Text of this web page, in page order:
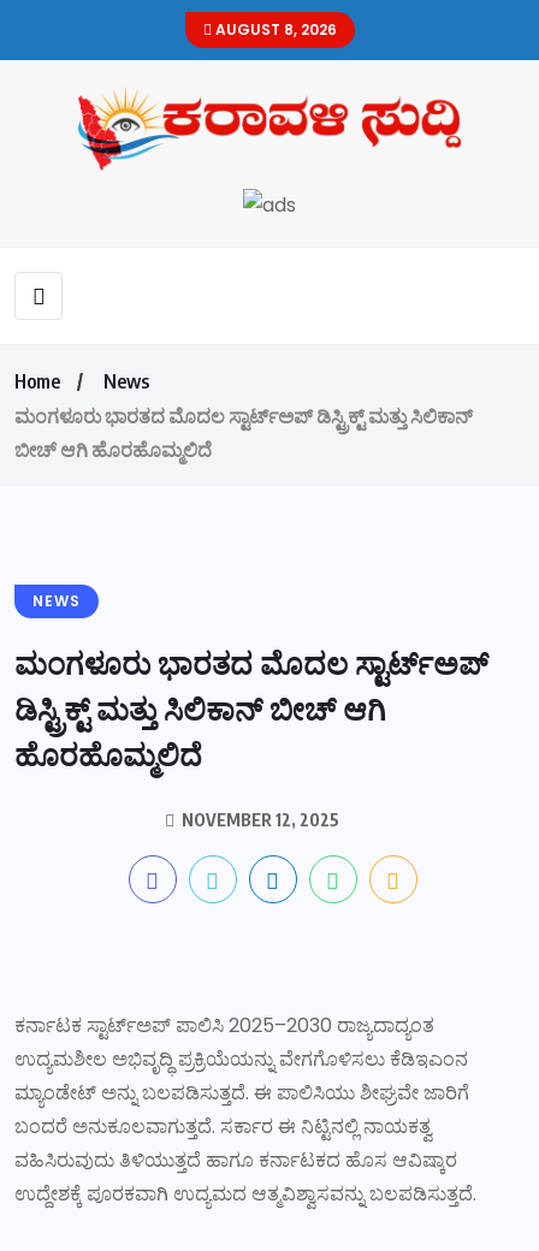
AUGUST 8, 2026
Home
News
ಮಂಗಳೂರು ಭಾರತದ ಮೊದಲ ಸ್ಟಾರ್ಟ್‌ಅಪ್ ಡಿಸ್ಟ್ರಿಕ್ಟ್ ಮತ್ತು ಸಿಲಿಕಾನ್
ಬೀಚ್ ಆಗಿ ಹೊರಹೊಮ್ಮಲಿದೆ
NEWS
ಮಂಗಳೂರು ಭಾರತದ ಮೊದಲ ಸ್ಟಾರ್ಟ್‌ಅಪ್
ಡಿಸ್ಟ್ರಿಕ್ಟ್ ಮತ್ತು ಸಿಲಿಕಾನ್ ಬೀಚ್ ಆಗಿ
ಹೊರಹೊಮ್ಮಲಿದೆ
NOVEMBER 12, 2025
ಕರ್ನಾಟಕ ಸ್ಟಾರ್ಟ್ಅಪ್ ಪಾಲಿಸಿ 2025–2030 ರಾಜ್ಯದಾದ್ಯಂತ
ಉದ್ಯಮಶೀಲ ಅಭಿವೃದ್ಧಿ ಪ್ರಕ್ರಿಯೆಯನ್ನು ವೇಗಗೊಳಿಸಲು ಕೆಡಿಇಎಂನ
ಮ್ಯಾಂಡೇಟ್ ಅನ್ನು ಬಲಪಡಿಸುತ್ತದೆ. ಈ ಪಾಲಿಸಿಯು ಶೀಘ್ರವೇ ಜಾರಿಗೆ
ಬಂದರೆ ಅನುಕೂಲವಾಗುತ್ತದೆ. ಸರ್ಕಾರ ಈ ನಿಟ್ಟಿನಲ್ಲಿ ನಾಯಕತ್ವ
ವಹಿಸಿರುವುದು ತಿಳಿಯುತ್ತದೆ ಹಾಗೂ ಕರ್ನಾಟಕದ ಹೊಸ ಆವಿಷ್ಕಾರ
ಉದ್ದೇಶಕ್ಕೆ ಪೂರಕವಾಗಿ ಉದ್ಯಮದ ಆತ್ಮವಿಶ್ವಾಸವನ್ನು ಬಲಪಡಿಸುತ್ತದೆ.